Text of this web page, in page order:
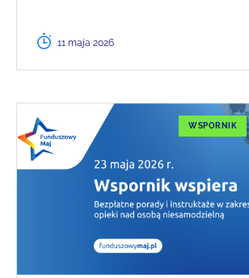
11 maja 2026
WSPORNIK